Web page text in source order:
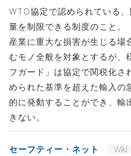
WTO協定で認められている
量を制限できる制度のこと。
産業に重大な損害が生じる場
むモノ全般を対象とするが、
フガード」は協定で関税化さ
められた基準を超えた輸入の
的に発動することができ、輸
きない。
セーフティー・ネット
Wiki